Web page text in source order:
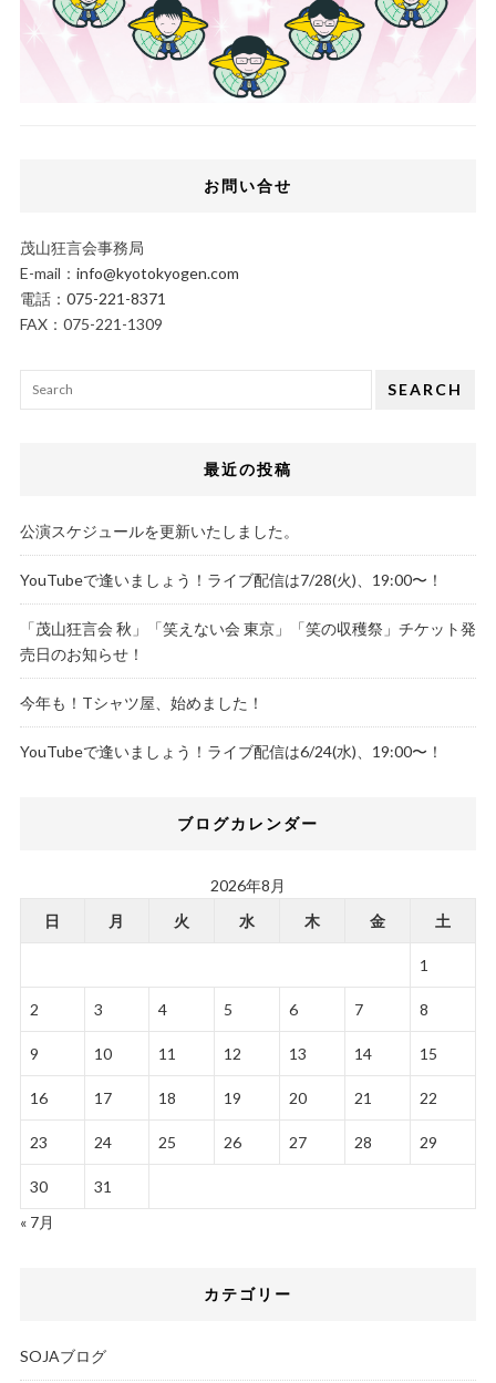
お問い合せ
茂山狂言会事務局
E-mail： info@kyotokyogen.com
電話： 075-221-8371
FAX：075-221-1309
SEARCH
最近の投稿
公演スケジュールを更新いたしました。
YouTubeで逢いましょう！ライブ配信は7/28(火)、19:00〜！
「茂山狂言会 秋」「笑えない会 東京」「笑の収穫祭」チケット発
売日のお知らせ！
今年も！Tシャツ屋、始めました！
YouTubeで逢いましょう！ライブ配信は6/24(水)、19:00〜！
ブログカレンダー
2026年8月
日
月 火 水 木 金 土
1
2 3 4 5 6 7 8
9 10 11 12 13 14 15
16 17 18 19 20 21 22
23 24 25 26 27 28 29
30
31
« 7月
カテゴリー
SOJAブログ